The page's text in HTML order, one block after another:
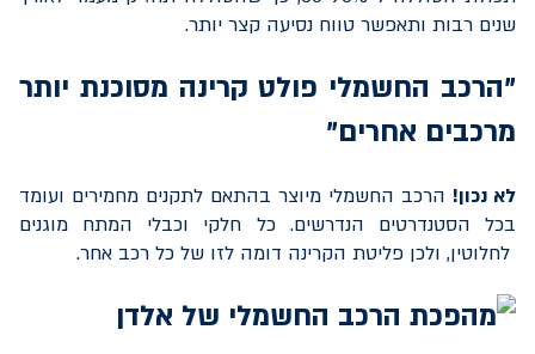
שנים רבות ותאפשר טווח נסיעה קצר יותר.
"הרכב החשמלי פולט קרינה מסוכנת יותר
מרכבים אחרים"
לא נכון! הרכב החשמלי מיוצר בהתאם לתקנים מחמירים ועומד
בכל הסטנדרטים הנדרשים. כל חלקי וכבלי המתח מוגנים
לחלוטין, ולכן פליטת הקרינה דומה לזו של כל רכב אחר.